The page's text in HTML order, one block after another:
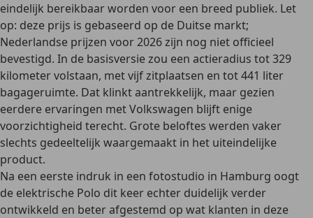
eindelijk bereikbaar worden voor een breed publiek. Let
op: deze prijs is gebaseerd op de Duitse markt;
Nederlandse prijzen voor 2026 zijn nog niet officieel
bevestigd. In de basisversie zou een actieradius tot 329
kilometer volstaan, met vijf zitplaatsen en tot 441 liter
bagageruimte. Dat klinkt aantrekkelijk, maar gezien
eerdere ervaringen met Volkswagen blijft enige
voorzichtigheid terecht. Grote beloftes werden vaker
slechts gedeeltelijk waargemaakt in het uiteindelijke
product.
Na een eerste indruk in een fotostudio in Hamburg oogt
de elektrische Polo dit keer echter duidelijk verder
ontwikkeld en beter afgestemd op wat klanten in deze